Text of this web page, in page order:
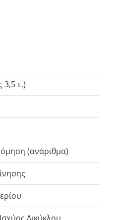
τ.)
(ανάριθμα)